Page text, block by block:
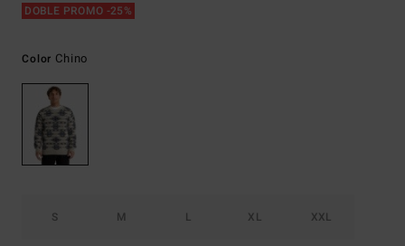
DOBLE PROMO -25%
Color Chino
S M L XL XXL